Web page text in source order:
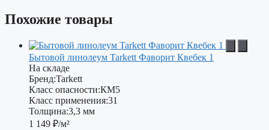
Похожие товары
Бытовой линолеум Tarkett Фаворит Квебек 1
На складе
Бренд:Tarkett
Класс опасности:КМ5
Класс применения:31
Толщина:3,3 мм
1 149 ₽/м²